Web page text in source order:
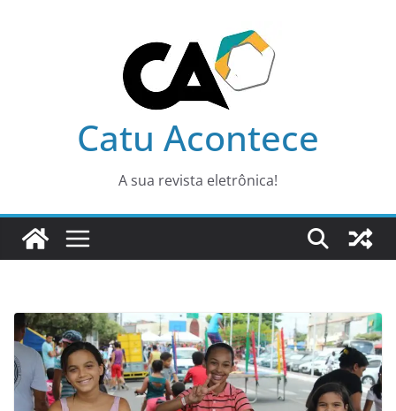
Catu Acontece
A sua revista eletrônica!